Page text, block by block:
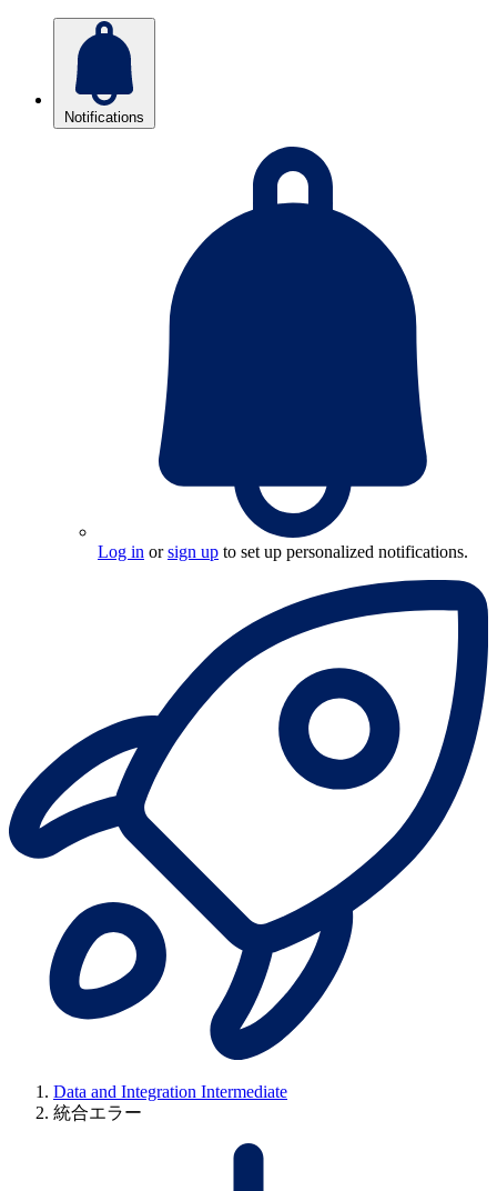
Notifications
Log in orsign up to set up personalized notifications.
Data and Integration Intermediate
統合エラー